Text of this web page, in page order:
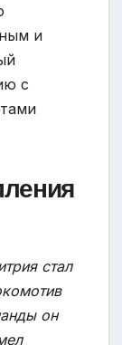
и
с
стал
он